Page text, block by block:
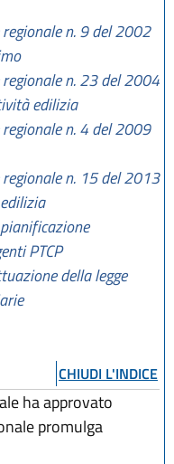
n. 9 del 2002
n. 23 del 2004
edilizia
n. 4 del 2009
n. 15 del 2013
PTCP
della legge
CHIUDI L'INDICE
ha approvato
promulga